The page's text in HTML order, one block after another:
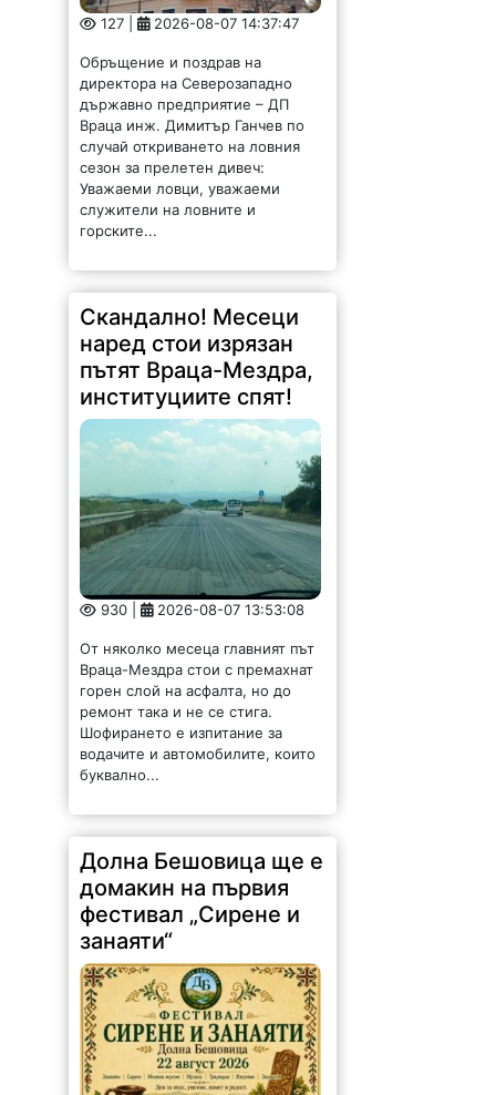
127 | 2026-08-07 14:37:47
Обръщение и поздрав на
директора на Северозападно
държавно предприятие – ДП
Враца инж. Димитър Ганчев по
случай откриването на ловния
сезон за прелетен дивеч:
Уважаеми ловци, уважаеми
служители на ловните и
горските...
Скандално! Месеци
наред стои изрязан
пътят Враца-Мездра,
институциите спят!
930 | 2026-08-07 13:53:08
От няколко месеца главният път
Враца-Мездра стои с премахнат
горен слой на асфалта, но до
ремонт така и не се стига.
Шофирането е изпитание за
водачите и автомобилите, които
буквално...
Долна Бешовица ще е
домакин на първия
фестивал „Сирене и
занаяти“